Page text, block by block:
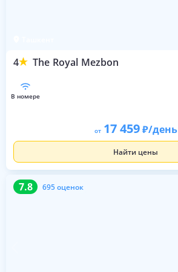
4 The Royal Mezbon
в номере
от 17 459 /день
Найти цены
7.8 695 оценок
7.8 695 оценок